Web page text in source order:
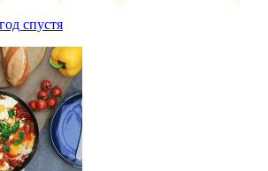
спустя